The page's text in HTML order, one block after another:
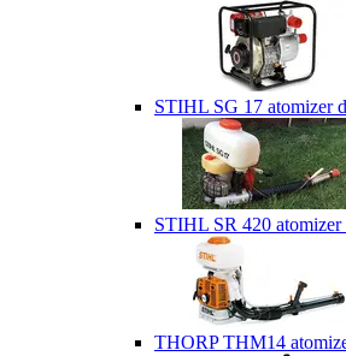
STIHL SG 17 atomizer
STIHL SR 420 atomizer
THORP THM14